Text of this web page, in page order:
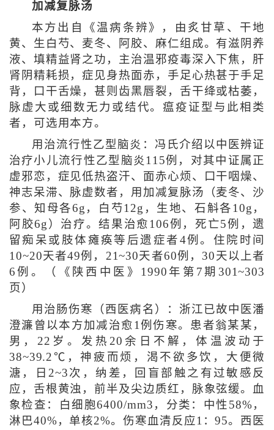
加减复脉汤
本方出自《温病条辨》，由炙甘草、干地
黄、生白芍、麦冬、阿胶、麻仁组成。有滋阴养
液、填精益肾之功，主治温邪疫毒深入下焦，肝
肾阴精耗损，症见身热面赤，手足心热甚于手足
背，口干舌燥，甚则齿黑唇裂，舌干绛或枯萎，
脉虚大或细数无力或结代。瘟疫证型与此相类
者，可选用本方。
用治流行性乙型脑炎：冯氏介绍以中医辨证
治疗小儿流行性乙型脑炎115例，对其中证属正
虚邪恋，症见低热盗汗、面赤心烦、口干咽燥、
神志呆滞、脉虚数者，用加减复脉汤（麦冬、沙
参、知母各6g，白芍12g，生地、石斛各10g，
阿胶6g）治疗。结果治愈106例，死亡5例，遗
留痴呆或肢体瘫痪等后遗症者4例。住院时间
10~20天者49例，21~30天者60例，30天以上者
6例。（《陕西中医》1990年第7期301~303
页）
用治肠伤寒（西医病名）：浙江已故中医潘
澄濂曾以本方加减治愈1例伤寒。患者翁某某，
男，22岁。发热20余日不解，体温波动于
38~39.2℃，神疲而烦，渴不欲多饮，大便微
溏，日2~3次，纳差，回盲部触之有过敏感反
应，舌根黄浊，前半及尖边质红，脉象弦缓。血
象检查：白细胞6400/mm3，分类：中性58%，
淋巴40%，单核2%。伤寒血清反应1：95。西医